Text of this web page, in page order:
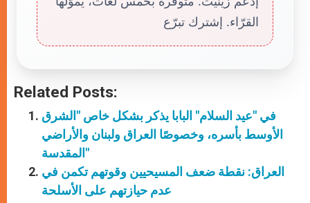
القرّاء. إشترك تبرّع
Related Posts:
في "عيد السلام" البابا يذكر بشكل خاص "الشرق
الأوسط بأسره، وخصوصًا العراق ولبنان والأراضي
المقدسة"
العراق: نقطة ضعف المسيحيين وقوتهم تكمن في
عدم حيازتهم على الأسلحة